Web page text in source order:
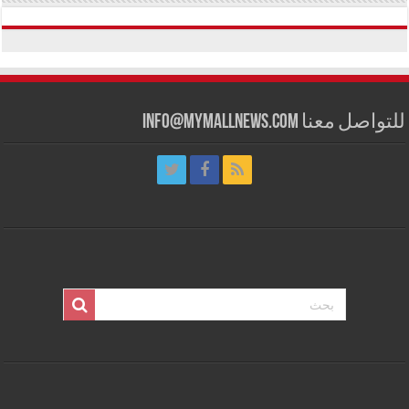
للتواصل معنا info@mymallnews.com